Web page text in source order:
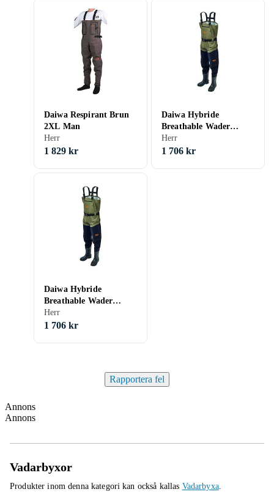
Daiwa Respirant Brun
2XL Man
Herr
1 829 kr
Daiwa Hybride
Breathable Wader
Grönt EU 45-46 Man
Herr
1 706 kr
Daiwa Hybride
Breathable Wader
Grönt EU 43-44 Man
Herr
1 706 kr
Rapportera fel
Annons
Annons
Vadarbyxor
Produkter inom denna kategori kan också kallas Vadarbyxa.